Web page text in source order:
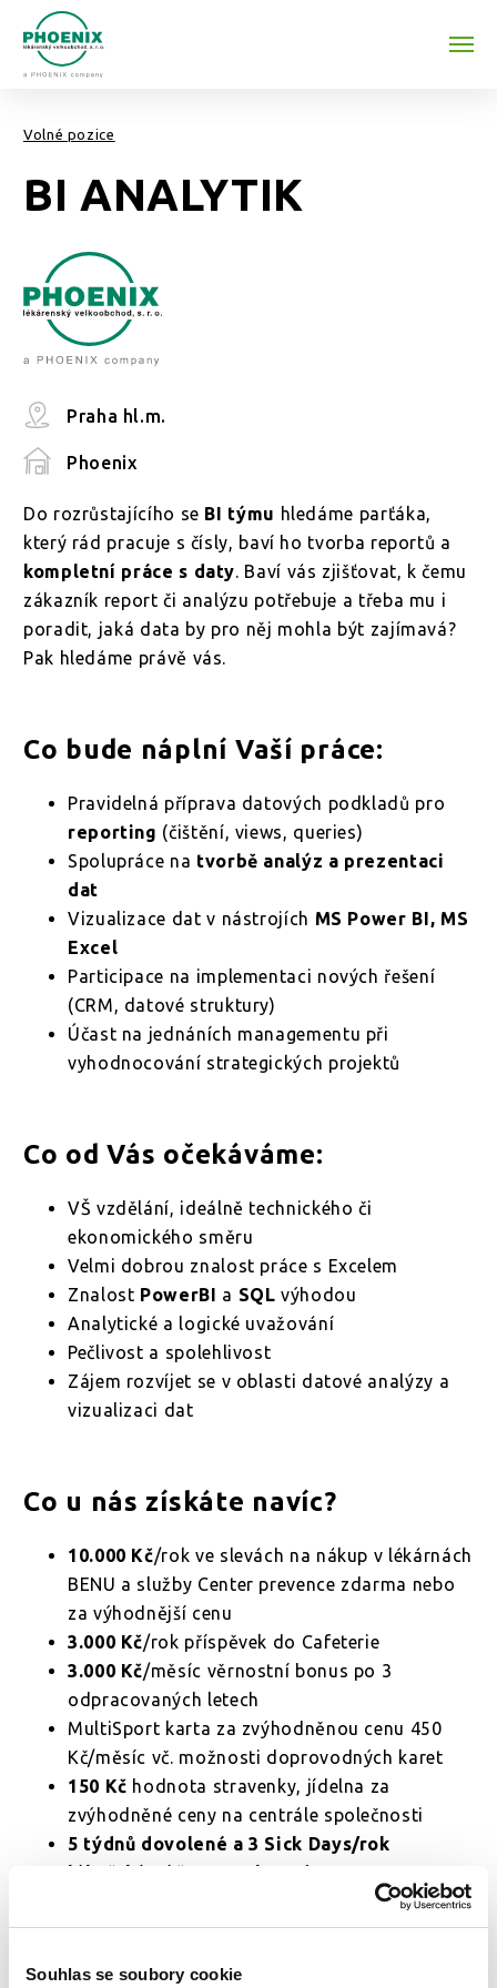
Souhlas se soubory cookie
Volné pozice
BI ANALYTIK
Praha hl.m.
Phoenix
Do rozrůstajícího se BI týmu hledáme parťáka,
který rád pracuje s čísly, baví ho tvorba reportů a
kompletní práce s daty. Baví vás zjišťovat, k čemu
zákazník report či analýzu potřebuje a třeba mu i
poradit, jaká data by pro něj mohla být zajímavá?
Pak hledáme právě vás.
Co bude náplní Vaší práce:
Pravidelná příprava datových podkladů pro
reporting (čištění, views, queries)
Spolupráce na tvorbě analýz a prezentaci
dat
Vizualizace dat v nástrojích MS Power BI, MS
Excel
Participace na implementaci nových řešení
(CRM, datové struktury)
Účast na jednáních managementu při
vyhodnocování strategických projektů
Co od Vás očekáváme:
VŠ vzdělání, ideálně technického či
ekonomického směru
Velmi dobrou znalost práce s Excelem
Znalost PowerBI a SQLvýhodou
Analytické a logické uvažování
Pečlivost a spolehlivost
Zájem rozvíjet se v oblasti datové analýzy a
vizualizaci dat
Co u nás získáte navíc?
10.000 Kč/rok ve slevách na nákup v lékárnách
BENU a služby Center prevence zdarma nebo
za výhodnější cenu
3.000 Kč/rok příspěvek do Cafeterie
3.000 Kč/měsíc věrnostní bonus po 3
odpracovaných letech
MultiSport karta za zvýhodněnou cenu 450
Kč/měsíc vč. možnosti doprovodných karet
150 Kč hodnota stravenky, jídelna za
zvýhodněné ceny na centrále společnosti
5 týdnů dovolené a 3 Sick Days/rok
lékařská péče EUC Plus zdarma
výhodnější nákup vozů Volkswagen a dalších
vybraných automobilek